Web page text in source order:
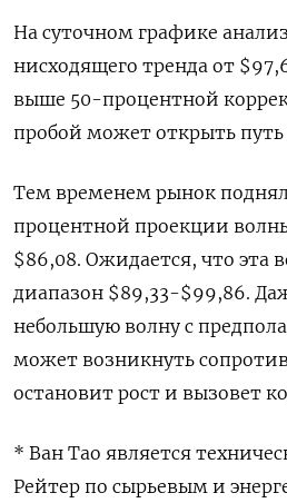
На суточном графике
нисходящего тренда от
выше 50-процентной
пробой может открыть путь
Тем временем рынок
процентной проекции
$86,08. Ожидается, что эта
диапазон $89,33-$99,86.
небольшую волну c
может возникнуть
остановит рост и вызовет
* Ван Тао является
Рейтер по сырьевым и